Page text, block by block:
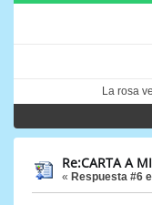
La rosa
Re:CARTA A
« Respuesta #6